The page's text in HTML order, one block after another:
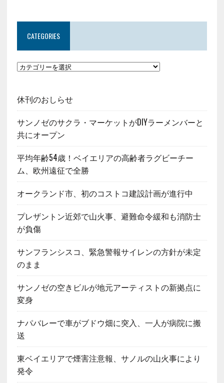
CATEGORIES
休刊のおしらせ
サンノゼのサクラ・マーケットがDIYラーメンバーと
共にオープン
平均年齢54歳！ベイエリアの高齢者ラグビーチー
ム、欧州遠征で全勝
オークランド市、初のコストコ建設計画が進行中
プレザントン近郊で山火事、避難命令緩和も消防士
が負傷
サンフランシスコ、緊急警報サイレンの方針が未定
のまま
サンノゼの空きビルが地元アーティストの新拠点に
変身
ナパバレーで車がブドウ畑に突入、一人が病院に搬
送
東ベイエリアで煙害注意報、サノルの山火事により
発令